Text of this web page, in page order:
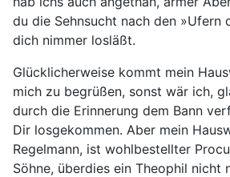
du die Sehnsucht nach den »Ufern
dich nimmer losläßt.
Glücklicherweise kommt mein
mich zu begrüßen, sonst wär ich,
durch die Erinnerung dem Bann
Dir losgekommen. Aber mein
Regelmann, ist wohlbestellter
Söhne, überdies ein Theophil nicht